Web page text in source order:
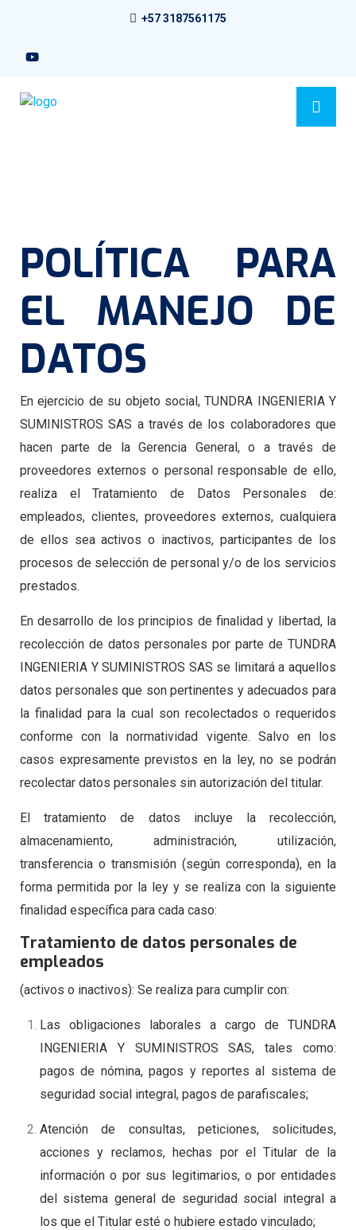
+57 3187561175
POLÍTICA PARA
EL MANEJO DE
DATOS
En ejercicio de su objeto social, TUNDRA INGENIERIA Y
SUMINISTROS SAS a través de los colaboradores que
hacen parte de la Gerencia General, o a través de
proveedores externos o personal responsable de ello,
realiza el Tratamiento de Datos Personales de:
empleados, clientes, proveedores externos, cualquiera
de ellos sea activos o inactivos, participantes de los
procesos de selección de personal y/o de los servicios
prestados.
En desarrollo de los principios de finalidad y libertad, la
recolección de datos personales por parte de TUNDRA
INGENIERIA Y SUMINISTROS SAS se limitará a aquellos
datos personales que son pertinentes y adecuados para
la finalidad para la cual son recolectados o requeridos
conforme con la normatividad vigente. Salvo en los
casos expresamente previstos en la ley, no se podrán
recolectar datos personales sin autorización del titular.
El tratamiento de datos incluye la recolección,
almacenamiento, administración, utilización,
transferencia o transmisión (según corresponda), en la
forma permitida por la ley y se realiza con la siguiente
finalidad específica para cada caso:
Tratamiento de datos personales de
empleados
(activos o inactivos): Se realiza para cumplir con:
Las obligaciones laborales a cargo de TUNDRA
INGENIERIA Y SUMINISTROS SAS, tales como:
pagos de nómina, pagos y reportes al sistema de
seguridad social integral, pagos de parafiscales;
Atención de consultas, peticiones, solicitudes,
acciones y reclamos, hechas por el Titular de la
información o por sus legitimarios, o por entidades
del sistema general de seguridad social integral a
los que el Titular esté o hubiere estado vinculado;